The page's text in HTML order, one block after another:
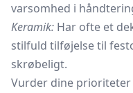
varsomhed i
Keramik: Har ofte et
stilfuld tilføjelse til
skrøbeligt.
Vurder dine